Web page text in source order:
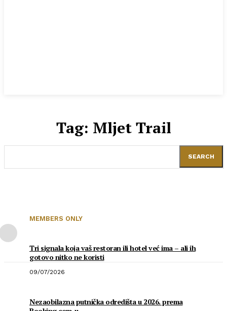
Tag: Mljet Trail
SEARCH
MEMBERS ONLY
Tri signala koja vaš restoran ili hotel već ima – ali ih
gotovo nitko ne koristi
09/07/2026
Nezaobilazna putnička odredišta u 2026. prema